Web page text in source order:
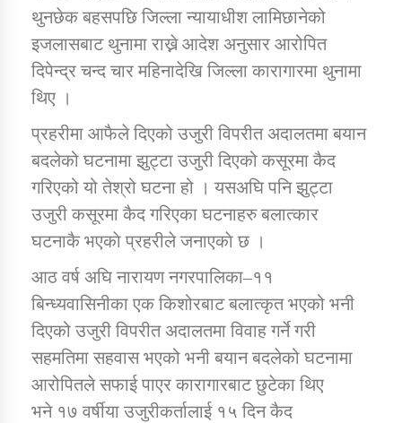
तातोपानी गाउँपालिकाको न्यायिक समिति सम्बन्धी सन्देश
तातोपानी गाउँपालिका जुम्लाको महिला तथा लैङ्गिक हिंसा
सम्बन्धी सूचना सन्देश
तातोपानी गाउँपालिका जुम्लाको महिनावारी सम्बन्धिकाे
सन्देश
तातोपानी गाउँपालिका जुम्लाको बालविवाह सन्देश
तातोपानी गाउँपालिका जुम्लाको सूचना
थुनछेक बहसपछि जिल्ला न्यायाधीश लामिछानेको
इजलासबाट थुनामा राख्ने आदेश अनुसार आरोपित
दिपेन्द्र चन्द चार महिनादेखि जिल्ला कारागारमा थुनामा
थिए ।
प्रहरीमा आफैले दिएको उजुरी विपरीत अदालतमा बयान
बदलेको घटनामा झुट्टा उजुरी दिएको कसूरमा कैद
गरिएको यो तेश्रो घटना हो । यसअघि पनि झुट्टा
उजुरी कसूरमा कैद गरिएका घटनाहरु बलात्कार
घटनाकै भएकाे प्रहरीले जनाएकाे छ ।
आठ वर्ष अघि नारायण नगरपालिका–११
बिन्ध्यवासिनीका एक किशोरबाट बलात्कृत भएको भनी
दिएको उजुरी विपरीत अदालतमा विवाह गर्ने गरी
सहमतिमा सहवास भएको भनी बयान बदलेको घटनामा
आरोपितले सफाई पाएर कारागारबाट छुटेका थिए
भने १७ वर्षीया उजुरीकर्तालाई १५ दिन कैद